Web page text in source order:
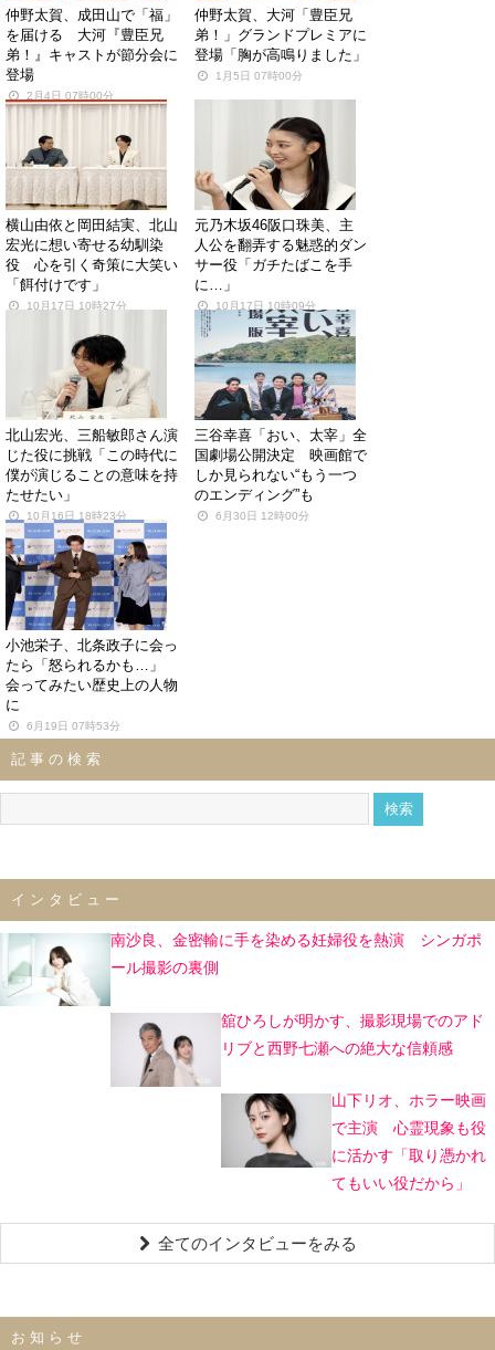
仲野太賀、成田山で「福」
を届ける 大河『豊臣兄
弟！』キャストが節分会に
登場
2月4日 07時00分
仲野太賀、大河「豊臣兄
弟！」グランドプレミアに
登場「胸が高鳴りました」
1月5日 07時00分
横山由依と岡田結実、北山
宏光に想い寄せる幼馴染
役 心を引く奇策に大笑い
「餌付けです」
10月17日 10時27分
元乃木坂46阪口珠美、主
人公を翻弄する魅惑的ダン
サー役「ガチたばこを手
に…」
10月17日 10時09分
北山宏光、三船敏郎さん演
じた役に挑戦「この時代に
僕が演じることの意味を持
たせたい」
10月16日 18時23分
三谷幸喜「おい、太宰」全
国劇場公開決定 映画館で
しか見られない“もう一つ
のエンディング”も
6月30日 12時00分
小池栄子、北条政子に会っ
たら「怒られるかも…」
会ってみたい歴史上の人物
に
6月19日 07時53分
記事の検索
インタビュー
南沙良、金密輸に手を染める妊婦役を熱演 シンガポ
ール撮影の裏側
舘ひろしが明かす、撮影現場でのアド
リブと西野七瀬への絶大な信頼感
山下リオ、ホラー映画
で主演 心霊現象も役
に活かす「取り憑かれ
てもいい役だから」
全てのインタビューをみる
お知らせ